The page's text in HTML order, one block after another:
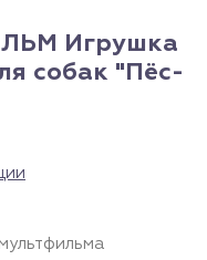
Игрушка
собак "Пёс-